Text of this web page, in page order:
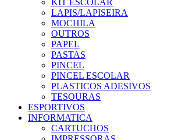
KIT ESCOLAR
LAPIS/LAPISEIRA
MOCHILA
OUTROS
PAPEL
PASTAS
PINCEL
PINCEL ESCOLAR
PLASTICOS ADESIVOS
TESOURAS
ESPORTIVOS
INFORMATICA
CARTUCHOS